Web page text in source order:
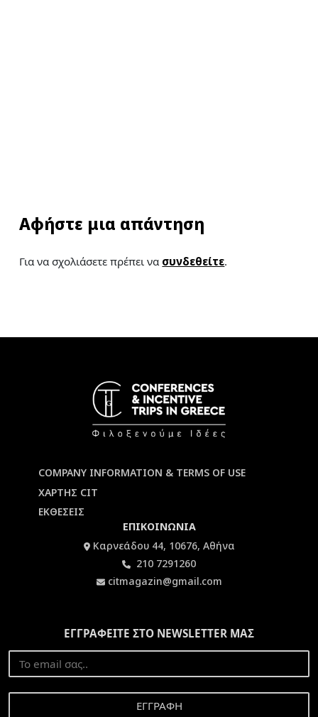
Αφήστε μια απάντηση
Για να σχολιάσετε πρέπει να συνδεθείτε.
COMPANY INFORMATION & TERMS OF USE
ΧΑΡΤΗΣ CIT
ΕΚΘΕΣΕΙΣ
ΕΠΙΚΟΙΝΩΝΙΑ
Καρνεάδου 44, 10676, Αθήνα
210 7291260
citmagazin@gmail.com
ΕΓΓΡΑΦΕΙΤΕ ΣΤΟ NEWSLETTER ΜΑΣ